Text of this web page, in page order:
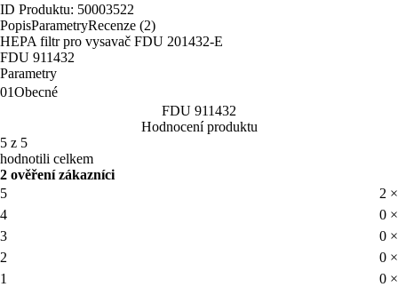
ID Produktu: 50003522
PopisParametryRecenze (2)
HEPA filtr pro vysavač FDU 201432-E
FDU 911432
Parametry
01Obecné
FDU 911432
Hodnocení produktu
5 z 5
hodnotili celkem
2 ověření zákazníci
5
2 ×
4
0 ×
3
0 ×
2
0 ×
1
0 ×